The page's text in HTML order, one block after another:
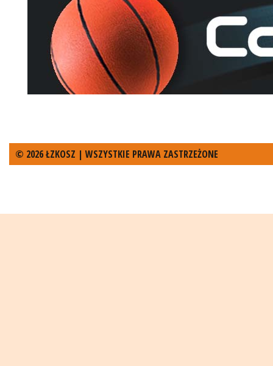
© 2026 ŁZKOSZ | WSZYSTKIE PRAWA ZASTRZEŻONE